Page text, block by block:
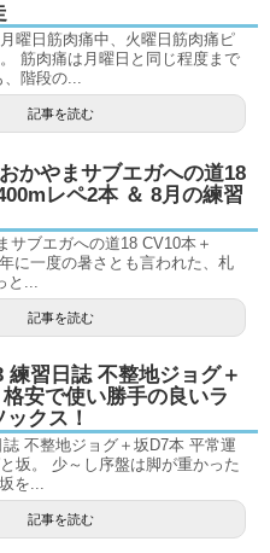
曜日筋肉痛中、火曜日筋肉痛ピ
筋肉痛は月曜日と同じ程度まで
、階段の...
記事を読む
かやまサブエガへの道18
レペ2本 ＆ 8月の練習
サブエガへの道18 CV10本＋
に一度の暑さとも言われた、札
と...
記事を読む
練習日誌 不整地ジョグ＋
安で使い勝手の良いラ
クス！
不整地ジョグ＋坂D7本 平常運
坂。 少～し序盤は脚が重かった
を...
記事を読む